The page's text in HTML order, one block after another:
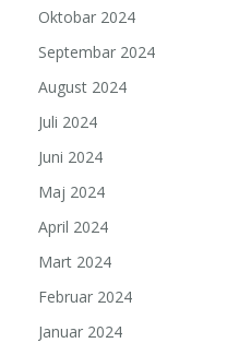
Oktobar 2024
Septembar 2024
August 2024
Juli 2024
Juni 2024
Maj 2024
April 2024
Mart 2024
Februar 2024
Januar 2024